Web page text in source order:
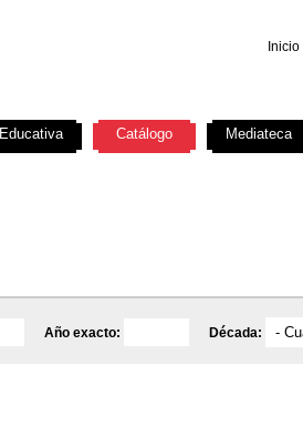
Inicio
Año exacto: Década:
Educativa Catálogo Mediateca